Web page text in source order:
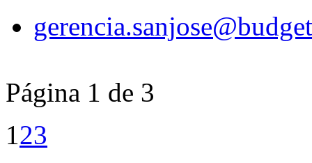
Página 1 de 3
123